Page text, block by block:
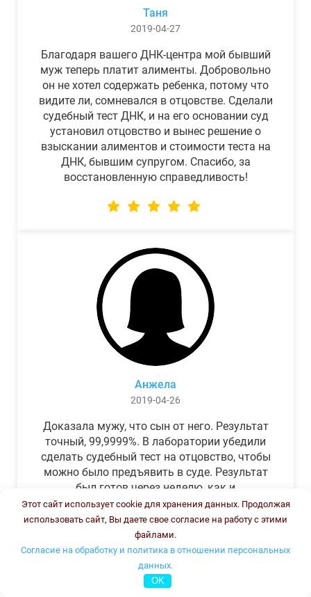
Таня
2019-04-27
Благодаря вашего ДНК-центра мой бывший
муж теперь платит алименты. Добровольно
он не хотел содержать ребенка, потому что
видите ли, сомневался в отцовстве. Сделали
судебный тест ДНК, и на его основании суд
установил отцовство и вынес решение о
взыскании алиментов и стоимости теста на
ДНК, бывшим супругом. Спасибо, за
восстановленную справедливость!
Анжела
2019-04-26
Доказала мужу, что сын от него. Результат
точный, 99,9999%. В лаборатории убедили
сделать судебный тест на отцовство, чтобы
можно было предъявить в суде. Результат
был готов через неделю, как и
обещали.Теперь муж бегает и извиняется.
Этот сайт использует cookie для хранения данных. Продолжая
использовать сайт, Вы даете свое согласие на работу с этими
файлами.
Согласие на обработку и политика в отношении персональных
данных.
OK